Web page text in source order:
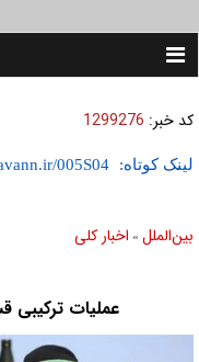
Toggle
کد خبر: 1299276
لینک کوتاه:
بين‌الملل » اخبار كلی
عملیات ترکیبی